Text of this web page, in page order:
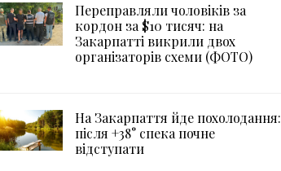
Переправляли чоловіків за
кордон за $10 тисяч: на
Закарпатті викрили двох
організаторів схеми (ФОТО)
На Закарпаття йде похолодання:
після +38° спека почне
відступати